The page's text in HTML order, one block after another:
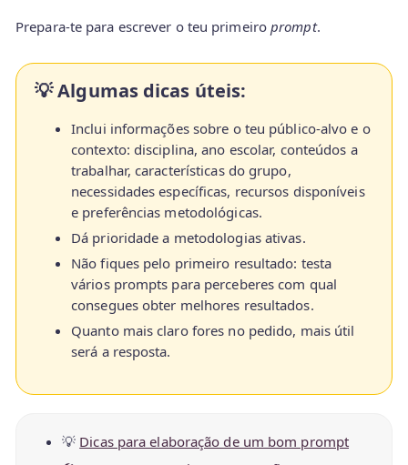
Prepara-te para escrever o teu primeiro prompt.
💡 Algumas dicas úteis:
Inclui informações sobre o teu público-alvo e o
contexto: disciplina, ano escolar, conteúdos a
trabalhar, características do grupo,
necessidades específicas, recursos disponíveis
e preferências metodológicas.
Dá prioridade a metodologias ativas.
Não fiques pelo primeiro resultado: testa
vários prompts para perceberes com qual
consegues obter melhores resultados.
Quanto mais claro fores no pedido, mais útil
será a resposta.
💡 Dicas para elaboração de um bom prompt